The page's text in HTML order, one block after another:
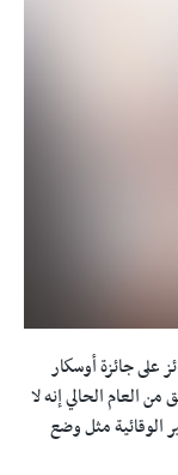
على جائزة أوسكار
العام الحالي إنه لا
الوقائية مثل وضع